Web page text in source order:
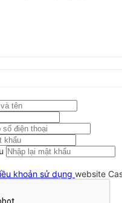
khoản sử dụng website